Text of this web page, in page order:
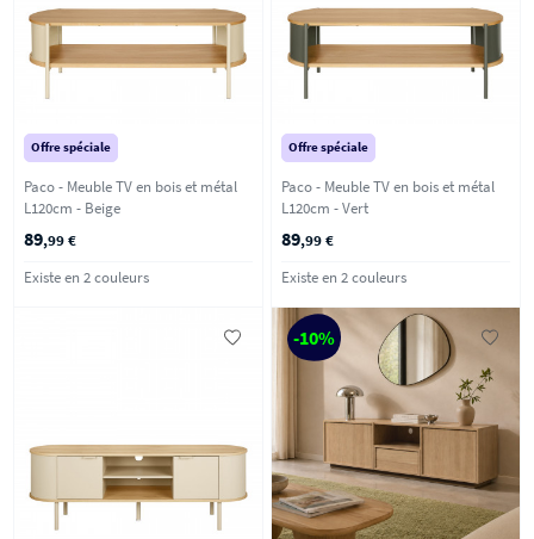
Offre spéciale
Paco - Meuble TV en bois et métal
L120cm - Beige
89,99 €
Existe en 2 couleurs
Offre spéciale
Paco - Meuble TV en bois et métal
L120cm - Vert
89,99 €
Existe en 2 couleurs
-10%